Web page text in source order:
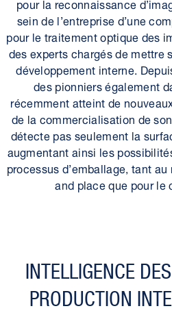
sein de l’entreprise d’une
pour le traitement optique des
des experts chargés de mettre
développement interne.
des pionniers également
récemment atteint de
de la commercialisation de
détecte pas seulement la
augmentant ainsi les
processus d’emballage, tant
and place que pour le
INTELLIGENCE
PRODUCTION